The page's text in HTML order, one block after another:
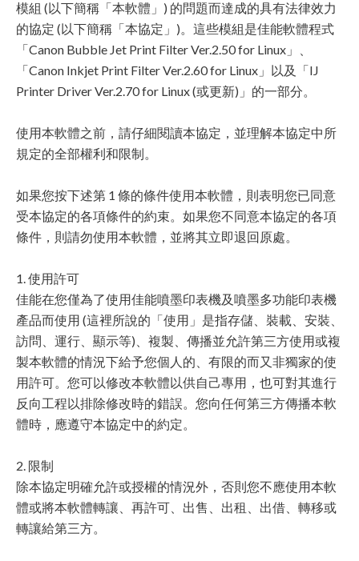
模組 (以下簡稱「本軟體」) 的問題而達成的具有法律效力
的協定 (以下簡稱「本協定」)。這些模組是佳能軟體程式
「Canon Bubble Jet Print Filter Ver.2.50 for Linux」、
「Canon Inkjet Print Filter Ver.2.60 for Linux」以及「IJ
Printer Driver Ver.2.70 for Linux (或更新)」的一部分。
使用本軟體之前，請仔細閱讀本協定，並理解本協定中所
規定的全部權利和限制。
如果您按下述第 1 條的條件使用本軟體，則表明您已同意
受本協定的各項條件的約束。如果您不同意本協定的各項
條件，則請勿使用本軟體，並將其立即退回原處。
1. 使用許可
佳能在您僅為了使用佳能噴墨印表機及噴墨多功能印表機
產品而使用 (這裡所說的「使用」是指存儲、裝載、安裝、
訪問、運行、顯示等)、複製、傳播並允許第三方使用或複
製本軟體的情況下給予您個人的、有限的而又非獨家的使
用許可。您可以修改本軟體以供自己專用，也可對其進行
反向工程以排除修改時的錯誤。您向任何第三方傳播本軟
體時，應遵守本協定中的約定。
2. 限制
除本協定明確允許或授權的情況外，否則您不應使用本軟
體或將本軟體轉讓、再許可、出售、出租、出借、轉移或
轉讓給第三方。